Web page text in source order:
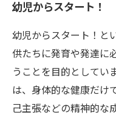
幼児からスタート！
幼児からスタート！と
供たちに発育や発達に
うことを目的としてい
は、身体的な健康だけ
己主張などの精神的な